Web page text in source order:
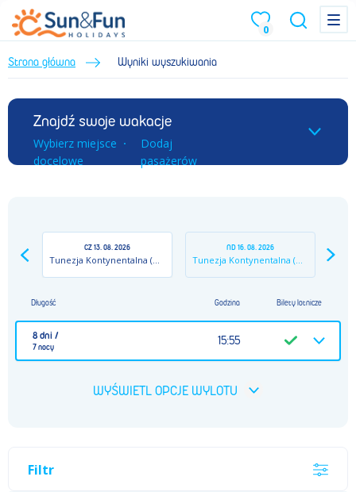
0
Menu Menu
Strona główna Wyniki wyszukiwania
Znajdź swoje wakacje
Wybierz miejsce
docelowe
Dodaj
pasażerów
CZ 13. 08. 2026
Tunezja Kontynentalna (MIR)
ND 16. 08. 2026
Tunezja Kontynentalna (MIR)
Długość Godzina Bilety lotnicze
8 dni /
7 nocy 15:55
WYŚWIETL OPCJE WYLOTU
Filtr